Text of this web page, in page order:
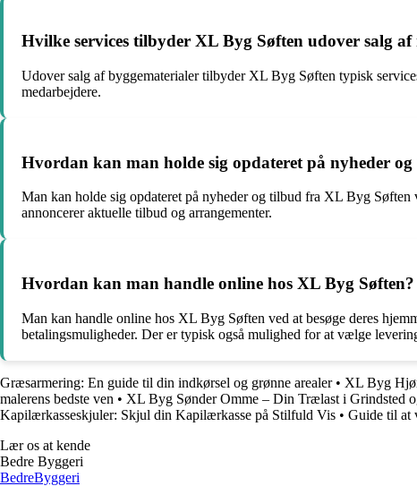
Hvilke services tilbyder XL Byg Søften udover salg af
Udover salg af byggematerialer tilbyder XL Byg Søften typisk
medarbejdere.
Hvordan kan man holde sig opdateret på nyheder
Man kan holde sig opdateret på nyheder og tilbud fra XL Byg Søften
annoncerer aktuelle tilbud og arrangementer.
Hvordan kan man handle online hos XL Byg Søften?
Man kan handle online hos XL Byg Søften ved at besøge deres
betalingsmuligheder. Der er typisk også mulighed for at vælge
Græsarmering: En guide til din indkørsel og grønne arealer• XL Byg
malerens bedste ven • XL Byg Sønder Omme – Din Trælast i Grindsted
Kapilærkasseskjuler: Skjul din Kapilærkasse på Stilfuld Vis • Guide til at
Lær os at kende
Bedre Byggeri
BedreByggeri